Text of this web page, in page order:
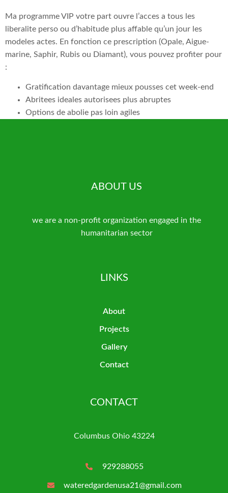
Ma programme VIP votre part ouvre l’acces a tous les
liberalite perso ou d’habitude plus affable qu’un jour les
modeles actes. En fonction ce prescription (Opale, Aigue-
marine, Saphir, Rubis ou Diamant), vous pouvez profiter pour
:
Gratification davantage mieux pousses cet week-end
Abritees ideales autorisees plus abruptes
Options de abolie pas loin agiles
ABOUT US
we are a non-profit organization engaged in the
humanitarian sector
LINKS
About
Projects
Gallery
Contact
CONTACT
Columbus Ohio 43224
929288055
wateredgardenusa21@gmail.com